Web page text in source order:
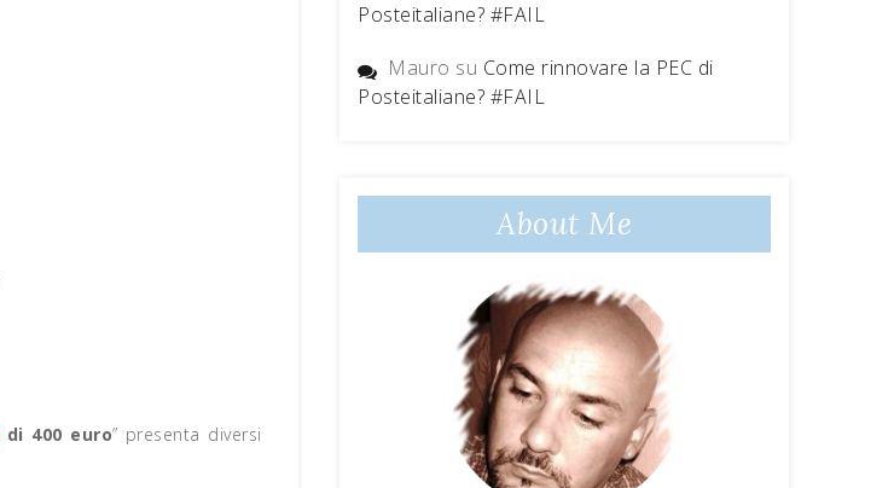
di 400 euro” presenta diversi
Posteitaliane? #FAIL
Mauro su Come rinnovare la PEC di
Posteitaliane? #FAIL
About Me